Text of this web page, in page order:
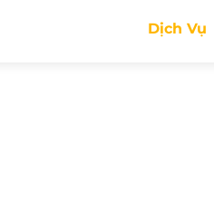
Dịch Vụ